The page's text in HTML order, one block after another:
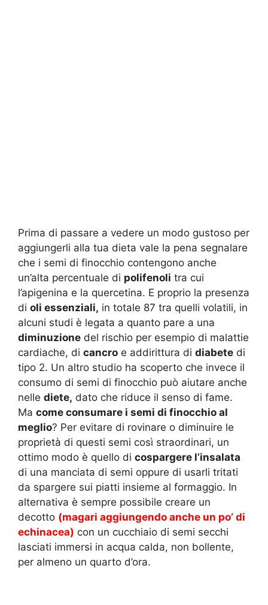
Prima di passare a vedere un modo gustoso per
aggiungerli alla tua dieta vale la pena segnalare
che i semi di finocchio contengono anche
un’alta percentuale di polifenoli tra cui
l’apigenina e la quercetina. E proprio la presenza
di oli essenziali, in totale 87 tra quelli volatili, in
alcuni studi è legata a quanto pare a una
diminuzione del rischio per esempio di malattie
cardiache, di cancro e addirittura di diabete di
tipo 2. Un altro studio ha scoperto che invece il
consumo di semi di finocchio può aiutare anche
nelle diete, dato che riduce il senso di fame.
Ma come consumare i semi di finocchio al
meglio? Per evitare di rovinare o diminuire le
proprietà di questi semi così straordinari, un
ottimo modo è quello di cospargere l’insalata
di una manciata di semi oppure di usarli tritati
da spargere sui piatti insieme al formaggio. In
alternativa è sempre possibile creare un
decotto (magari aggiungendo anche un po’ di
echinacea) con un cucchiaio di semi secchi
lasciati immersi in acqua calda, non bollente,
per almeno un quarto d’ora.